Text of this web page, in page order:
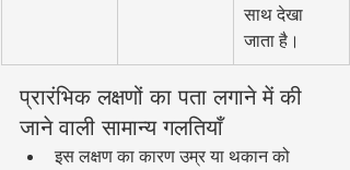
साथ देखा
जाता है।
प्रारंभिक लक्षणों का पता लगाने में की
जाने वाली सामान्य गलतियाँ
इस लक्षण का कारण उम्र या थकान को